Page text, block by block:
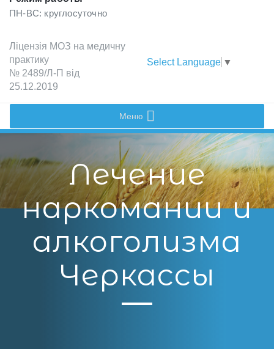
ПН-ВС: круглосуточно
Лiцензiя МОЗ на медичну
практику
№ 2489/Л-П вiд
25.12.2019
Select Language ▼
Меню
Лечение
наркомании и
алкоголизма
Черкассы